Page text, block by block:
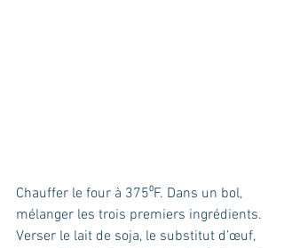
Chauffer le four à 375⁰F. Dans un bol,
mélanger les trois premiers ingrédients.
Verser le lait de soja, le substitut d’œuf,